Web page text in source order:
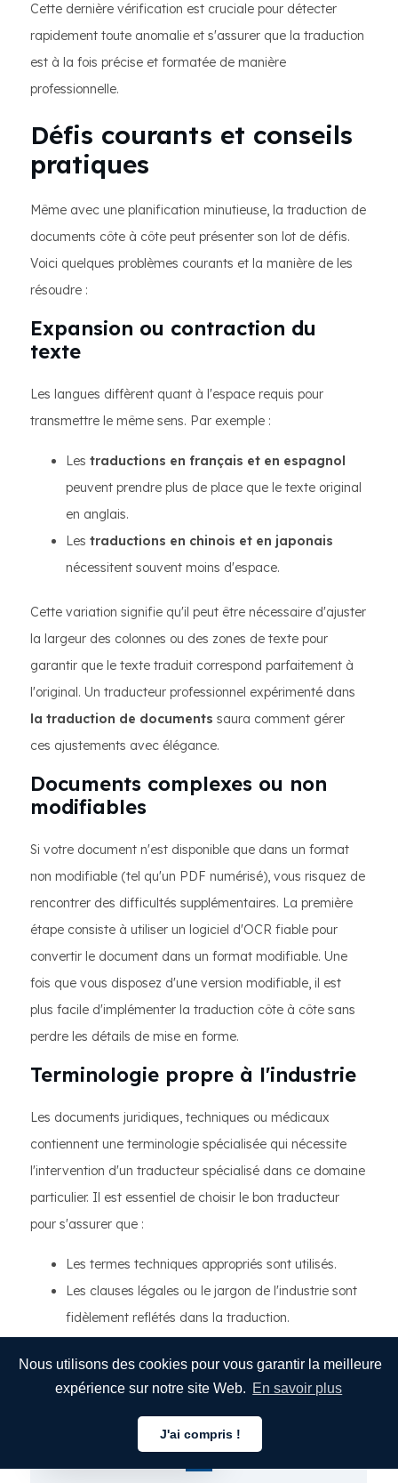
Nous utilisons des cookies pour vous garantir la meilleure
expérience sur notre site Web. En savoir plus
J'ai compris !
Cette dernière vérification est cruciale pour détecter
rapidement toute anomalie et s'assurer que la traduction
est à la fois précise et formatée de manière
professionnelle.
Défis courants et conseils
pratiques
Même avec une planification minutieuse, la traduction de
documents côte à côte peut présenter son lot de défis.
Voici quelques problèmes courants et la manière de les
résoudre :
Expansion ou contraction du
texte
Les langues diffèrent quant à l'espace requis pour
transmettre le même sens. Par exemple :
Les traductions en français et en espagnol
peuvent prendre plus de place que le texte original
en anglais.
Les traductions en chinois et en japonais
nécessitent souvent moins d'espace.
Cette variation signifie qu'il peut être nécessaire d'ajuster
la largeur des colonnes ou des zones de texte pour
garantir que le texte traduit correspond parfaitement à
l'original. Un traducteur professionnel expérimenté dans
la traduction de documents saura comment gérer
ces ajustements avec élégance.
Documents complexes ou non
modifiables
Si votre document n'est disponible que dans un format
non modifiable (tel qu'un PDF numérisé), vous risquez de
rencontrer des difficultés supplémentaires. La première
étape consiste à utiliser un logiciel d'OCR fiable pour
convertir le document dans un format modifiable. Une
fois que vous disposez d'une version modifiable, il est
plus facile d'implémenter la traduction côte à côte sans
perdre les détails de mise en forme.
Terminologie propre à l'industrie
Les documents juridiques, techniques ou médicaux
contiennent une terminologie spécialisée qui nécessite
l'intervention d'un traducteur spécialisé dans ce domaine
particulier. Il est essentiel de choisir le bon traducteur
pour s'assurer que :
Les termes techniques appropriés sont utilisés.
Les clauses légales ou le jargon de l'industrie sont
fidèlement reflétés dans la traduction.
professionnelles.
Français